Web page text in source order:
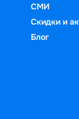
СМИ
Скидки и
Блог